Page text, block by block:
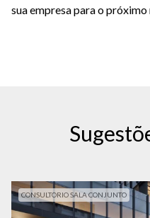
sua empresa para o próximo
CONSULTORIO SALA CONJUNTO